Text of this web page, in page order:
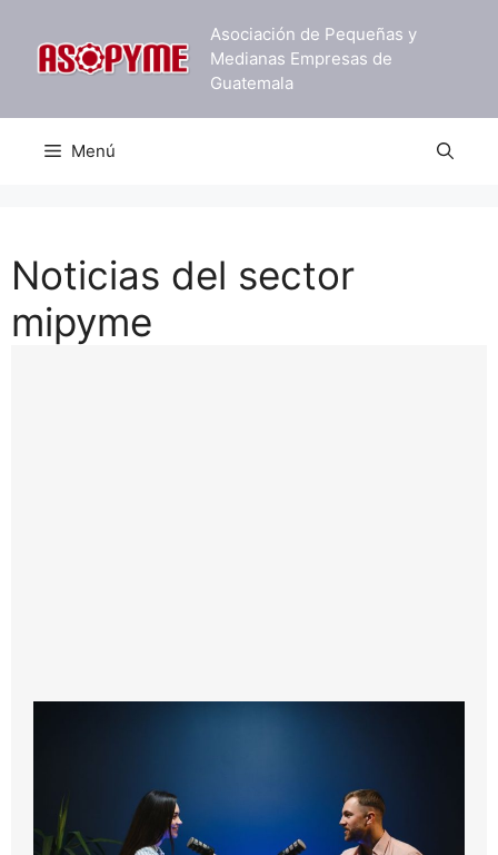
contenido
Asociación de Pequeñas y
Medianas Empresas de
Guatemala
Menú
Noticias del sector
mipyme